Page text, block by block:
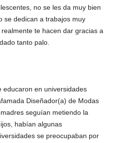
no se les da muy bien
se dedican a trabajos muy
te hacen dar gracias a
tanto palo.
educaron en universidades
Diseñador(a) de Modas
seguían metiendo la
habían algunas
se preocupaban por